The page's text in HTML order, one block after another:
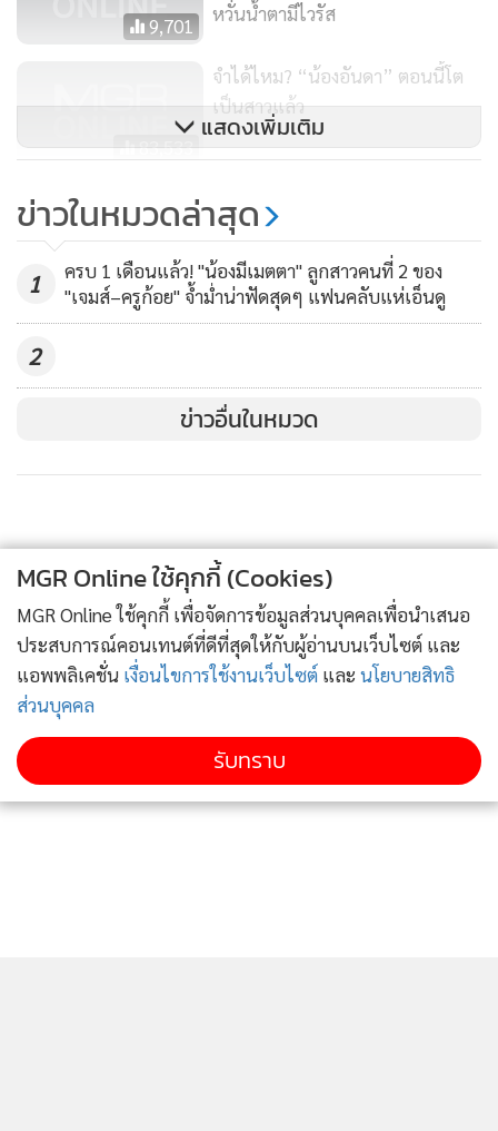
9,701
หวั่นน้ำตามีไวรัส
83,533
จำได้ไหม? “น้องอันดา” ตอนนี้โต
เป็นสาวแล้ว
6,291
ไข้สูง 2 วันติด
แสดงเพิ่มเติม
ข่าวในหมวดล่าสุด
1
ครบ 1 เดือนแล้ว! "น้องมีเมตตา" ลูกสาวคนที่ 2 ของ
"เจมส์–ครูก้อย" จ้ำม่ำน่าฟัดสุดๆ แฟนคลับแห่เอ็นดู
2
ข่าวอื่นในหมวด
MGR Online ใช้คุกกี้ (Cookies)
MGR Online ใช้คุกกี้ เพื่อจัดการข้อมูลส่วนบุคคลเพื่อนำเสนอ
ประสบการณ์คอนเทนต์ที่ดีที่สุดให้กับผู้อ่านบนเว็บไซต์ และ
แอพพลิเคชั่น เงื่อนไขการใช้งานเว็บไซต์ และ นโยบายสิทธิ
ส่วนบุคคล
รับทราบ